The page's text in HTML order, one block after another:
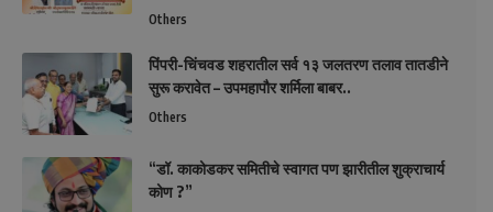
Others
पिंपरी-चिंचवड शहरातील सर्व १३ जलतरण तलाव तातडीने
सुरू करावेत – उपमहापौर शर्मिला बाबर..
Others
“डॉ. काकोडकर समितीचे स्वागत पण झारीतील शुक्राचार्य
कोण ?”